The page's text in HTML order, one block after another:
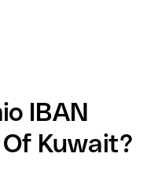
IBAN
Kuwait?